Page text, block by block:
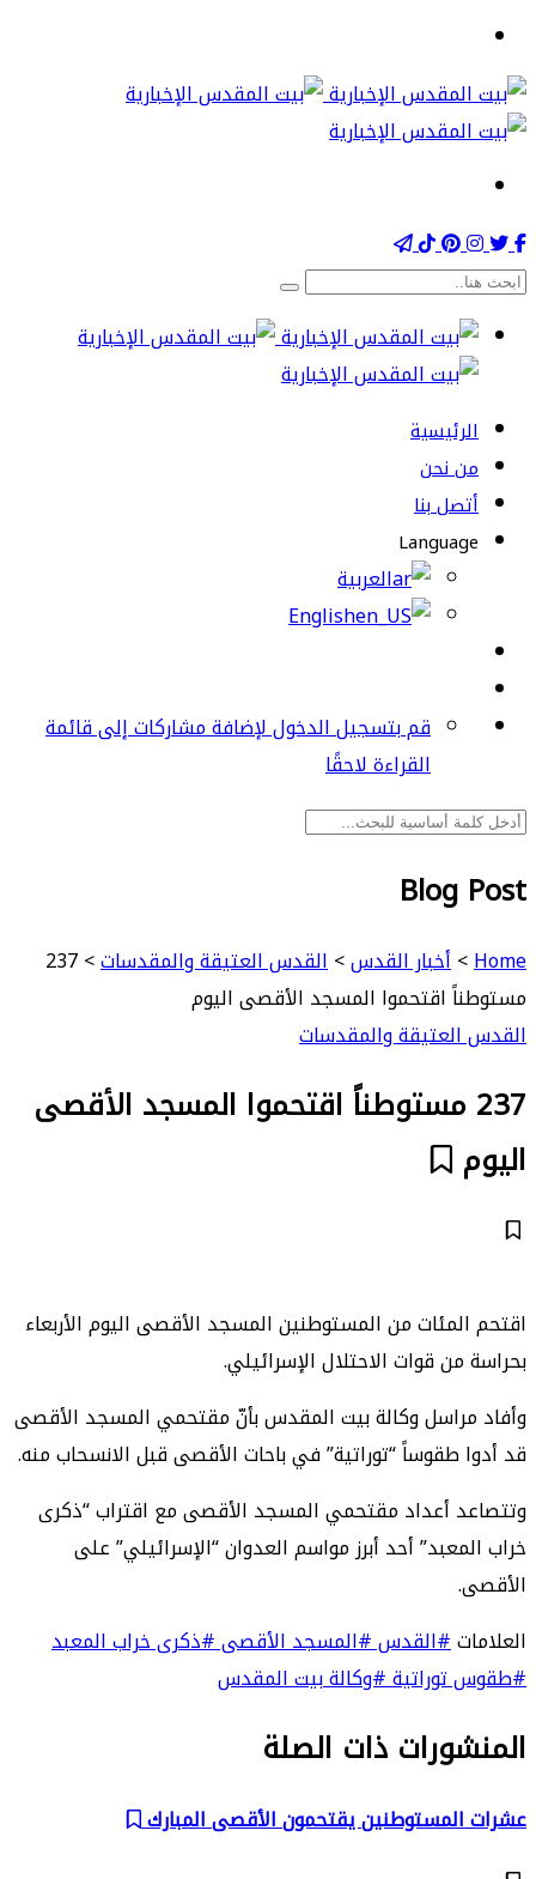
الرئيسية
من نحن
أتصل بنا
Language
العربية
English
قم بتسجيل الدخول لإضافة مشاركات إلى قائمة
القراءة لاحقًا
Blog Post
Home
>أخبار القدس>القدس العتيقة والمقدسات>
237
مستوطناً اقتحموا المسجد الأقصى اليوم
القدس العتيقة والمقدسات
237 مستوطناً اقتحموا المسجد الأقصى
اليوم
اقتحم المئات من المستوطنين المسجد الأقصى اليوم الأربعاء
بحراسة من قوات الاحتلال الإسرائيلي.
وأفاد مراسل وكالة بيت المقدس بأنّ مقتحمي المسجد الأقصى
قد أدوا طقوساً “توراتية” في باحات الأقصى قبل الانسحاب منه.
وتتصاعد أعداد مقتحمي المسجد الأقصى مع اقتراب “ذكرى
خراب المعبد” أحد أبرز مواسم العدوان “الإسرائيلي” على
الأقصى.
العلامات#القدس#المسجد الأقصى#ذكرى خراب المعبد
#طقوس توراتية#وكالة بيت المقدس
المنشورات ذات الصلة
عشرات المستوطنين يقتحمون الأقصى المبارك